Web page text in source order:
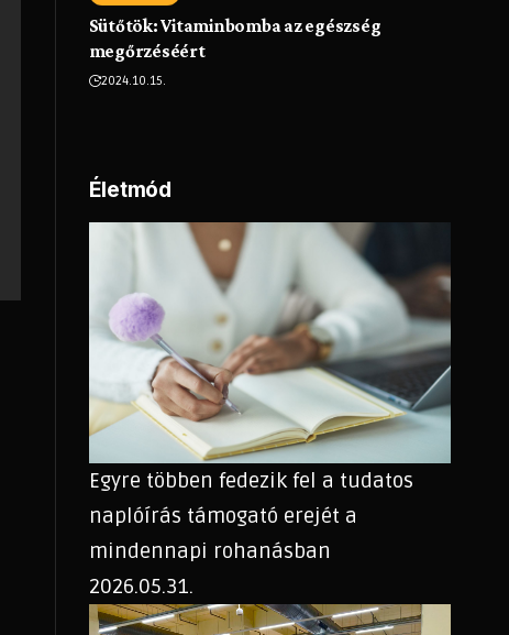
Sütőtök: Vitaminbomba az egészség
megőrzéséért
2024.10.15.
Életmód
Egyre többen fedezik fel a tudatos
naplóírás támogató erejét a
mindennapi rohanásban
2026.05.31.